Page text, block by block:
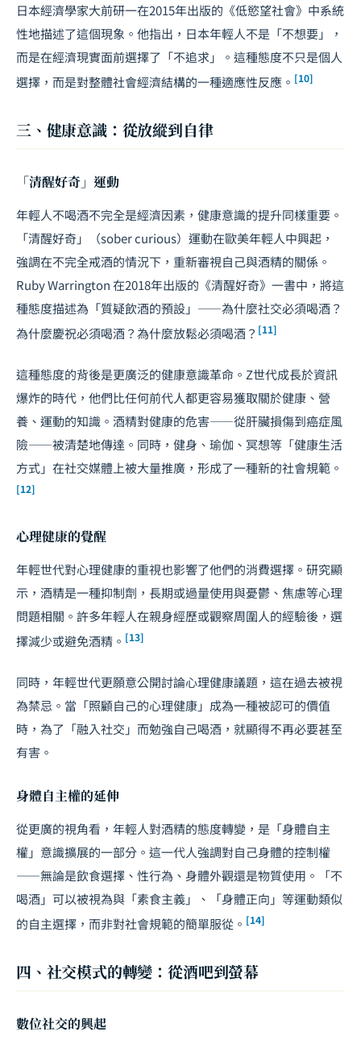
日本經濟學家大前研一在2015年出版的《低慾望社會》中系統
性地描述了這個現象。他指出，日本年輕人不是「不想要」，
而是在經濟現實面前選擇了「不追求」。這種態度不只是個人
選擇，而是對整體社會經濟結構的一種適應性反應。 [10]
三、健康意識：從放縱到自律
「清醒好奇」運動
年輕人不喝酒不完全是經濟因素，健康意識的提升同樣重要。
「清醒好奇」（sober curious）運動在歐美年輕人中興起，
強調在不完全戒酒的情況下，重新審視自己與酒精的關係。
Ruby Warrington 在2018年出版的《清醒好奇》一書中，將這
種態度描述為「質疑飲酒的預設」——為什麼社交必須喝酒？
為什麼慶祝必須喝酒？為什麼放鬆必須喝酒？ [11]
這種態度的背後是更廣泛的健康意識革命。Z世代成長於資訊
爆炸的時代，他們比任何前代人都更容易獲取關於健康、營
養、運動的知識。酒精對健康的危害——從肝臟損傷到癌症風
險——被清楚地傳達。同時，健身、瑜伽、冥想等「健康生活
方式」在社交媒體上被大量推廣，形成了一種新的社會規範。
[12]
心理健康的覺醒
年輕世代對心理健康的重視也影響了他們的消費選擇。研究顯
示，酒精是一種抑制劑，長期或過量使用與憂鬱、焦慮等心理
問題相關。許多年輕人在親身經歷或觀察周圍人的經驗後，選
擇減少或避免酒精。 [13]
同時，年輕世代更願意公開討論心理健康議題，這在過去被視
為禁忌。當「照顧自己的心理健康」成為一種被認可的價值
時，為了「融入社交」而勉強自己喝酒，就顯得不再必要甚至
有害。
身體自主權的延伸
從更廣的視角看，年輕人對酒精的態度轉變，是「身體自主
權」意識擴展的一部分。這一代人強調對自己身體的控制權
——無論是飲食選擇、性行為、身體外觀還是物質使用。「不
喝酒」可以被視為與「素食主義」、「身體正向」等運動類似
的自主選擇，而非對社會規範的簡單服從。 [14]
四、社交模式的轉變：從酒吧到螢幕
數位社交的興起